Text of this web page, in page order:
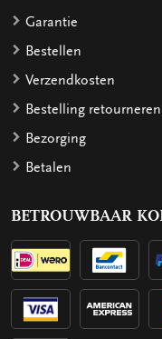
Garantie
Bestellen
Verzendkosten
Bestelling retourneren
Bezorging
Betalen
BETROUWBAAR